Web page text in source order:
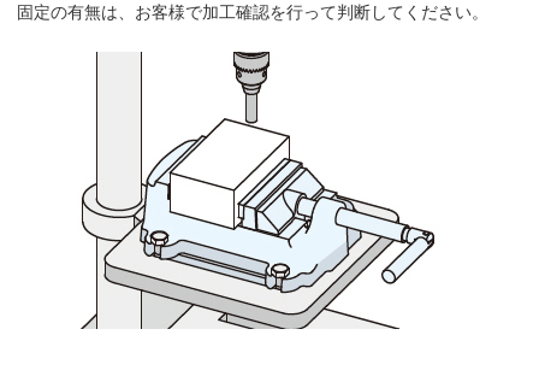
固定の有無は、お客様で加工確認を行って判断してください。